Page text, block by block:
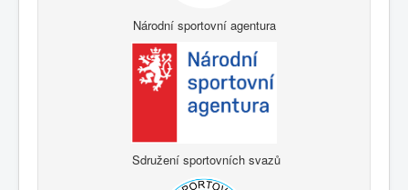
Národní sportovní agentura
Sdružení sportovních svazů